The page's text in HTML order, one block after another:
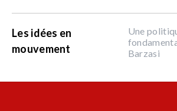
Les idées en
mouvement
Une
Barzasi